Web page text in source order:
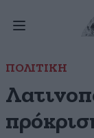
ΠΟΛΙΤΙΚΗ